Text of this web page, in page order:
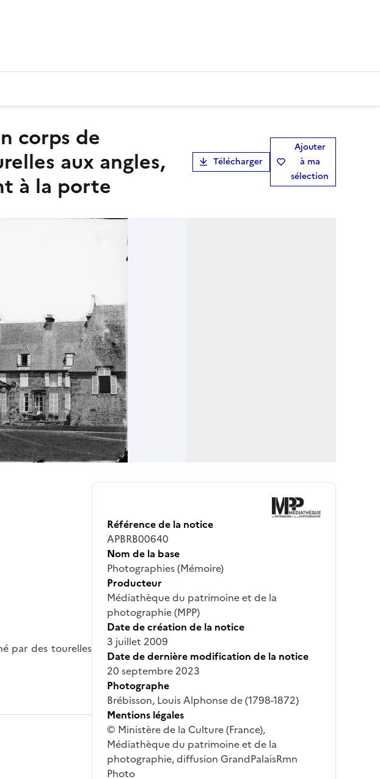
aux angles,
à la porte
Télécharger
Ajouter
à ma
sélection
par des tourelles
Référence de la notice
APBRB00640
Nom de la base
Photographies (Mémoire)
Producteur
Médiathèque du patrimoine et de la
photographie (MPP)
Date de création de la notice
3 juillet 2009
Date de dernière modification de la notice
20 septembre 2023
Photographe
Brébisson, Louis Alphonse de (1798-1872)
Mentions légales
© Ministère de la Culture (France),
Médiathèque du patrimoine et de la
photographie, diffusion GrandPalaisRmn
Photo